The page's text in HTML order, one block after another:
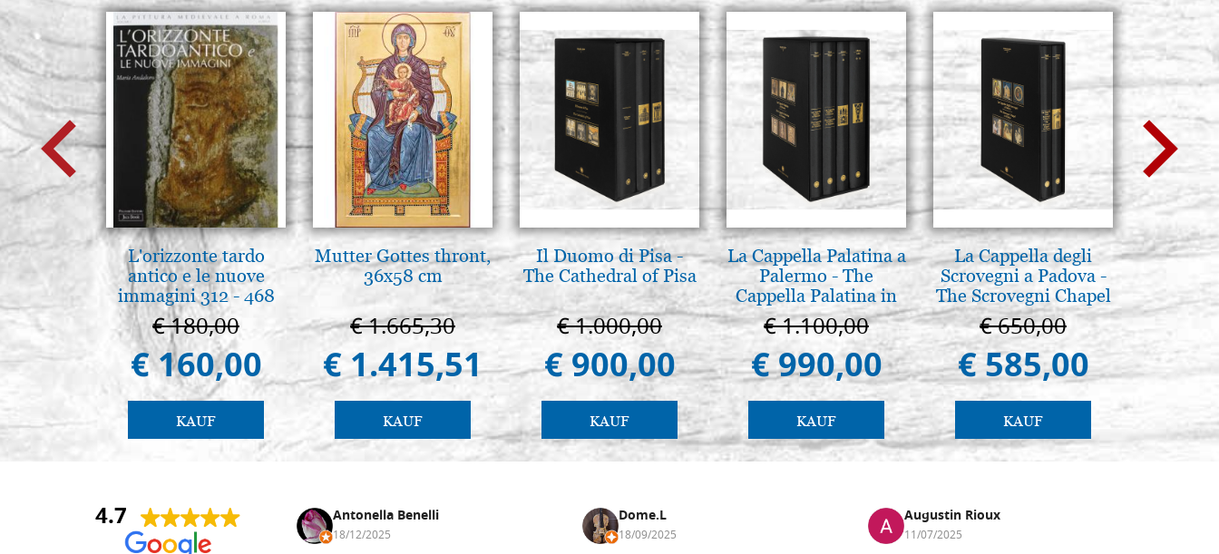
L'orizzonte tardo
antico e le nuove
immagini 312 - 468
€ 180,00
€ 160,00
KAUF
Mutter Gottes thront,
36x58 cm
€ 1.665,30
€ 1.415,51
KAUF
Il Duomo di Pisa -
The Cathedral of Pisa
€ 1.000,00
€ 900,00
KAUF
La Cappella Palatina a
Palermo - The
Cappella Palatina in
Palermo
€ 1.100,00
€ 990,00
KAUF
La Cappella degli
Scrovegni a Padova -
The Scrovegni Chapel
in Padua
€ 650,00
€ 585,00
KAUF
Luce
€
4.7
Anna Maria Negri Antonella Benelli
18/12/2025
Dome.L
18/09/2025
Augustin Rioux
11/07/2025